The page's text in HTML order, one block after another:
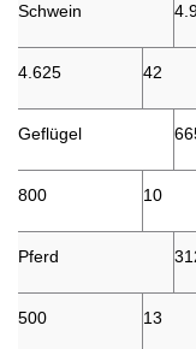
Schwein
4.625 42
Geflügel
800 10
Pferd
500 13